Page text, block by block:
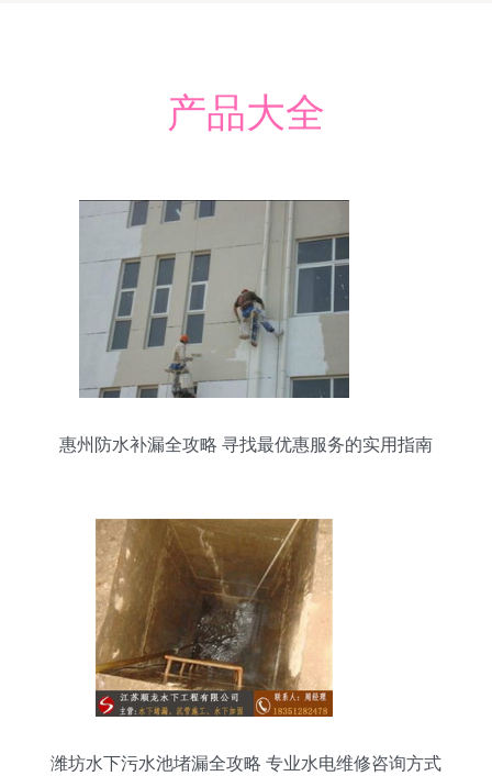
产品大全
惠州防水补漏全攻略 寻找最优惠服务的实用指南
潍坊水下污水池堵漏全攻略 专业水电维修咨询方式